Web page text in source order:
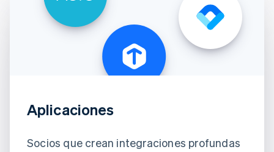
Aplicaciones
Socios que crean integraciones profundas